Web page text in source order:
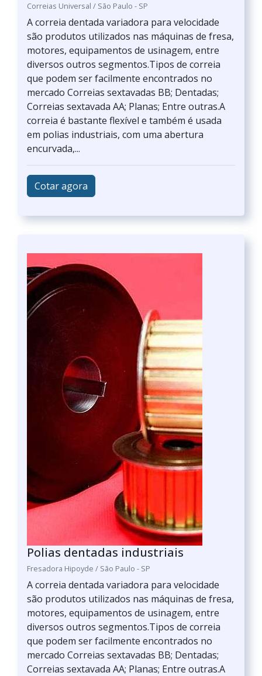
Correias Universal / São Paulo - SP
A correia dentada variadora para velocidade
são produtos utilizados nas máquinas de fresa,
motores, equipamentos de usinagem, entre
diversos outros segmentos.Tipos de correia
que podem ser facilmente encontrados no
mercado Correias sextavadas BB; Dentadas;
Correias sextavada AA; Planas; Entre outras.A
correia é bastante flexível e também é usada
em polias industriais, com uma abertura
encurvada,...
Cotar agora
Polias dentadas industriais
Fresadora Hipoyde / São Paulo - SP
A correia dentada variadora para velocidade
são produtos utilizados nas máquinas de fresa,
motores, equipamentos de usinagem, entre
diversos outros segmentos.Tipos de correia
que podem ser facilmente encontrados no
mercado Correias sextavadas BB; Dentadas;
Correias sextavada AA; Planas; Entre outras.A